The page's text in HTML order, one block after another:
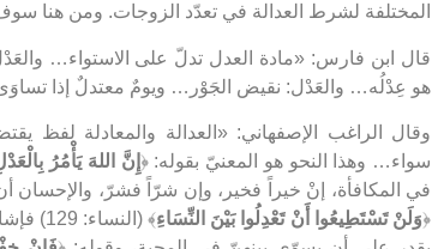
المختلفة لشرط العدالة في تعدّد الزوجات. ومن هنا
قال ابن فارس: «مادة العدل تدلّ على الاستواء…
هو عِدْلُه… والعَدْل: نقيض الجَوْر… ويومٌ معتدلٌ إذا
وقال الراغب الإصفهاني: «العدالة والمعادلة لفظ
سواء… وهذا النحو هو المعنيّ بقوله: ﴿ إِنَّ اللهَ يَأْمُرُ
في المكافأة، إنْ خيراً فخير، وإن شرّاً فشرّ، والإحسان
﴿وَلَنْ تَسْتَطِيعُوا أَنْ تَعْدِلُوا بَيْنَ النِّسَاءِ
﴾